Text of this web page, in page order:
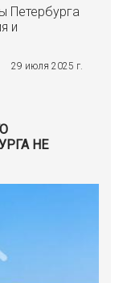
Петербурга
и
29 июля 2025 г.
НЕ